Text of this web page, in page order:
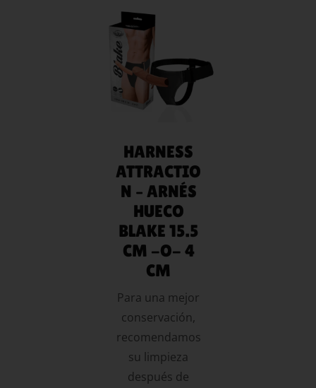
LEER MÁS
HARNESS
ATTRACTIO
N – ARNÉS
HUECO
BLAKE 15.5
CM -O- 4
CM
Para una mejor
conservación,
recomendamos
su limpieza
después de